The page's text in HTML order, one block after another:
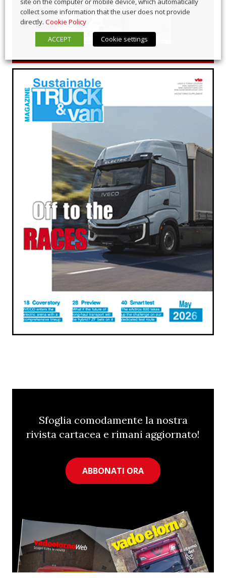
Sfoglia comodamente la nostra
rivista cartacea e rimani aggiornato!
ABBONATI ORA
collect some information that the user does not provide
directly. Cookie Policy
ACCEPT
Cookie settings